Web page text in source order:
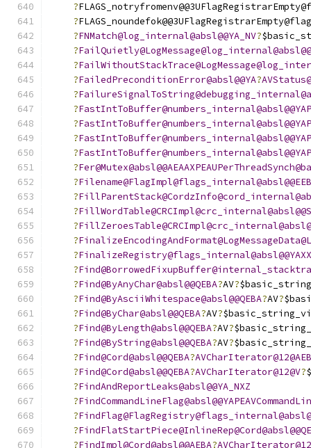
?
?
?FNMatch@log_internal@absl@@YA_NV?
?
?
?FailedPreconditionError@absl@@YA?
?
?
?
?
?
?
?
?
?
?
?
?
?
?Find@ByAnyChar@absl@@QEBA?AV?
?Find@ByAsciiWhitespace@absl@@QEBA?AV?
?Find@ByChar@absl@@QEBA?AV?
?Find@ByLength@absl@@QEBA?AV?
?Find@ByString@absl@@QEBA?AV?
?Find@Cord@absl@@QEBA?
?Find@Cord@absl@@QEBA?AVCharIterator@12@V?
?FindAndReportLeaks@absl@@YA_NXZ
?
?
?
?FindImpl@Cord@absl@@AEBA?